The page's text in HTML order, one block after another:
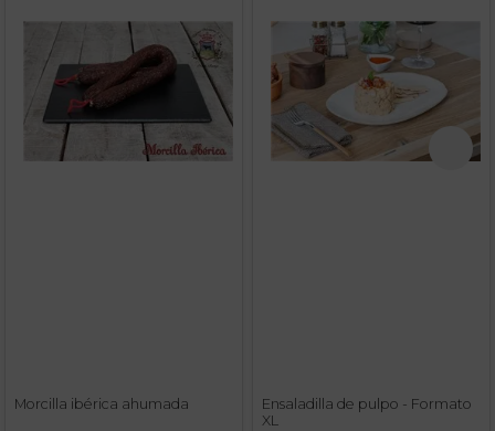
Morcilla ibérica ahumada
Ensaladilla de pulpo - Formato
XL